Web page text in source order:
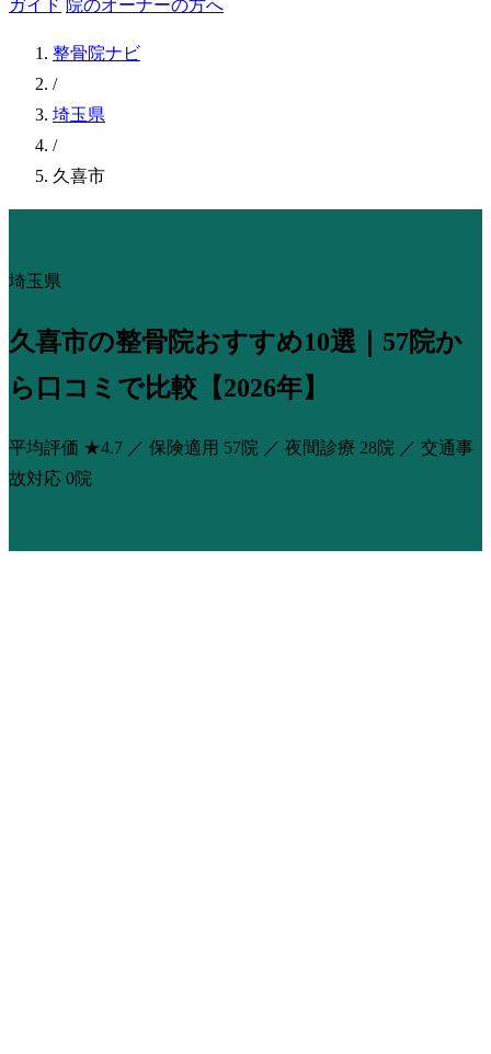
ガイド 院のオーナーの方へ
整骨院ナビ
/
埼玉県
/
久喜市
埼玉県
久喜市の整骨院おすすめ10選｜57院か
ら口コミで比較【2026年】
平均評価 ★4.7 ／ 保険適用 57院 ／ 夜間診療 28院 ／ 交通事
故対応 0院